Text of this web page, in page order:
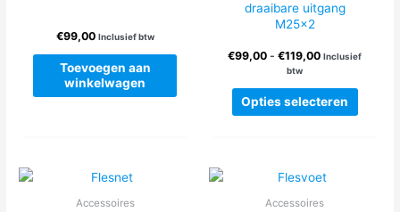
€99,00 Inclusief btw
Toevoegen aan
winkelwagen
draaibare uitgang
M25x2
€99,00 - €119,00Prijsklasse:
€119,00
Inclusief
btw
Opties selecteren
Dit
Accessoires Accessoires